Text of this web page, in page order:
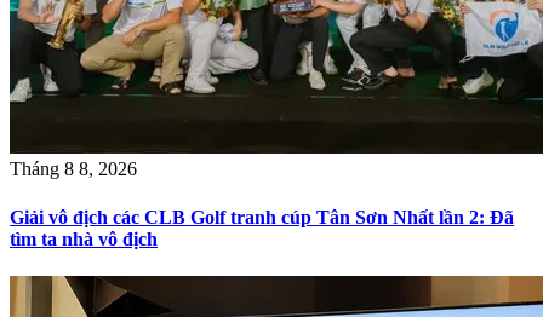
Tháng 8 8, 2026
Giải vô địch các CLB Golf tranh cúp Tân Sơn Nhất lần 2: Đã
tìm ta nhà vô địch